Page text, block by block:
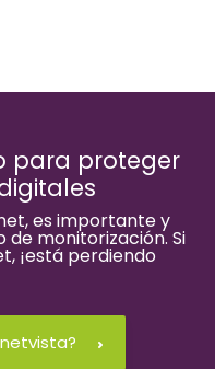
para proteger
es importante y
monitorización. Si
¡está perdiendo